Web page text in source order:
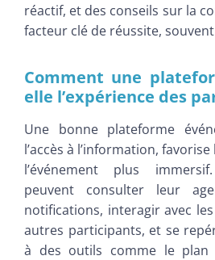
réactif, et des conseils sur la
facteur clé de réussite,
Comment une
elle l’expérience des
Une bonne plateforme
l’accès à l’information,
l’événement plus
peuvent consulter leur
notifications, interagir avec
autres participants, et se
à des outils comme le plan